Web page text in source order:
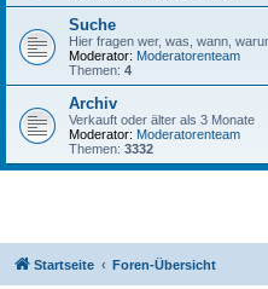
Suche
Hier fragen wer, was, wann,
Moderator: Moderatorenteam
Themen: 4
Archiv
Verkauft oder älter als 3 Monate
Moderator: Moderatorenteam
Themen: 3332
Startseite Foren-Übersicht